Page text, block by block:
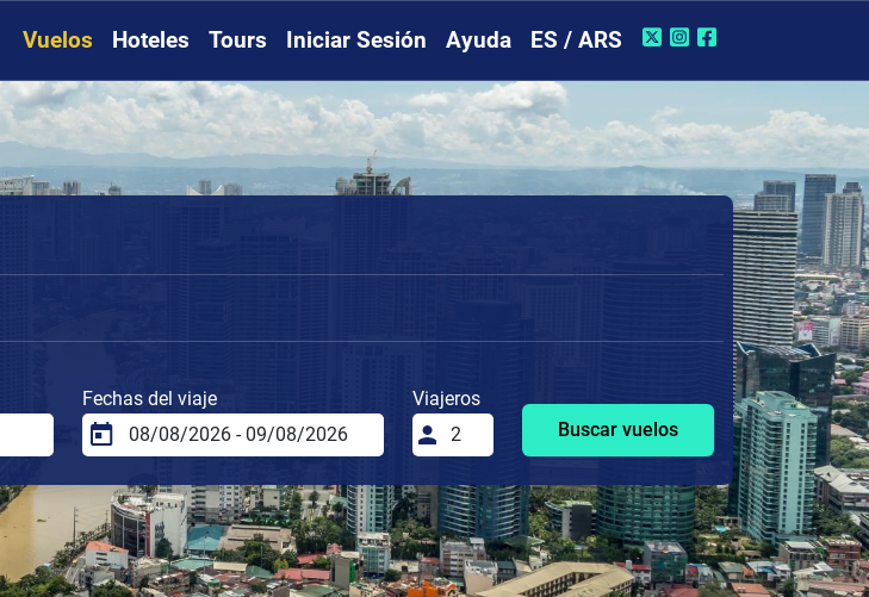
Vuelos Hoteles Tours Iniciar Sesión Ayuda ES / ARS
Fechas del viaje
Viajeros
Buscar vuelos